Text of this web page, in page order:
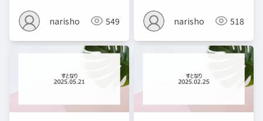
narisho 549 narisho 518